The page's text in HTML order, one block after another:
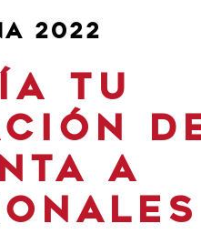
2022
TU
A